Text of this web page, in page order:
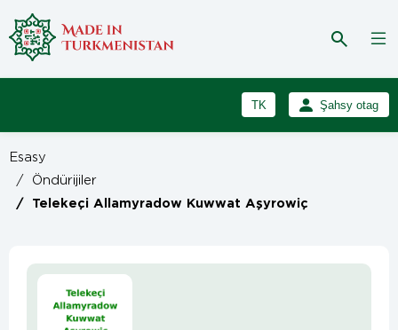
TK
RU
Şahsy otag
Esasy
/
Öndürijiler
/ Telekeçi Allamyradow Kuwwat Aşyrowiç